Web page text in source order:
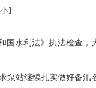
小】
国水利法》执法检查，
泵站继续扎实做好备汛